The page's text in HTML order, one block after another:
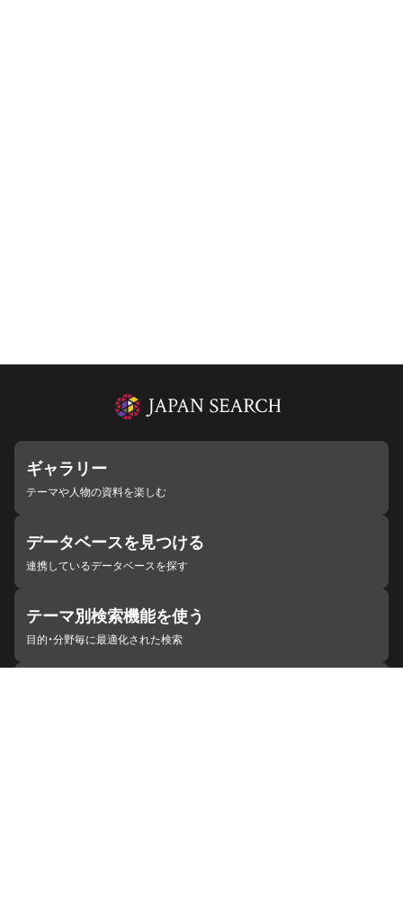
ギャラリー
テーマや人物の資料を楽しむ
データベースを見つける
連携しているデータベースを探す
テーマ別検索機能を使う
目的・分野毎に最適化された検索